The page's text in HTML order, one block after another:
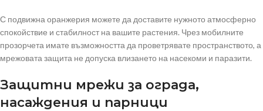
С подвижна оранжерия можете да доставите нужното атмосферно
спокойствие и стабилност на вашите растения. Чрез мобилните
прозорчета имате възможността да проветрявате пространството, а
мрежовата защита не допуска влизането на насекоми и паразити.
Защитни мрежи за ограда,
насаждения и парници